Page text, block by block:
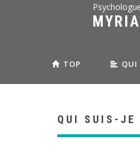
TOP QUI
QUI SUIS-JE